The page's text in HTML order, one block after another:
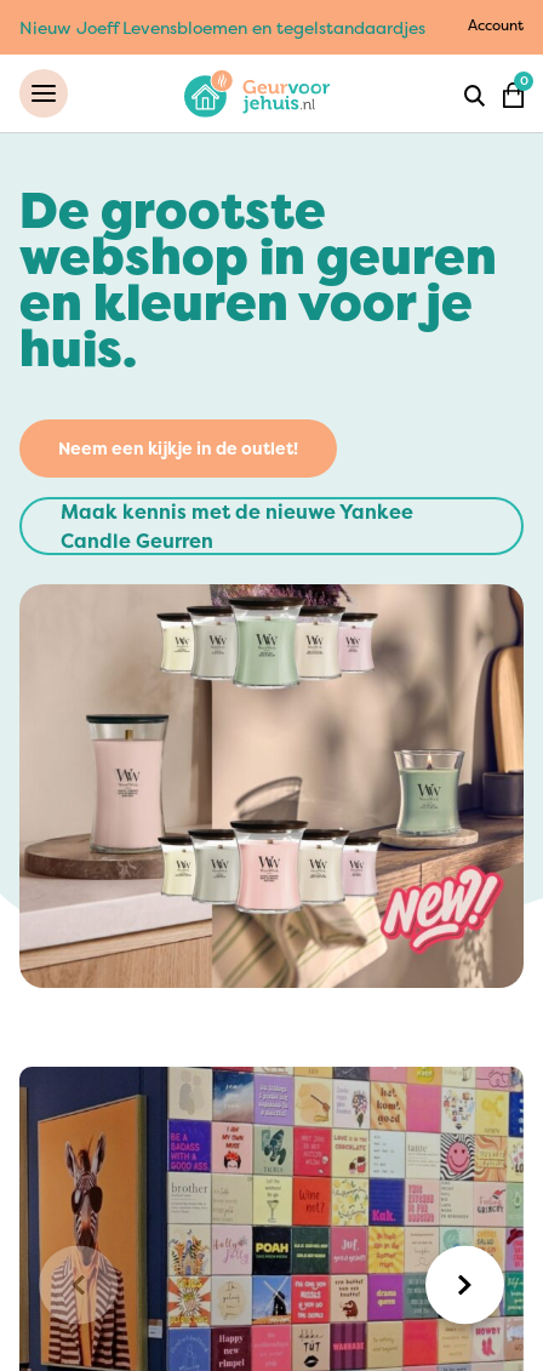
Nieuw Joeff Levensbloemen en tegelstandaardjes Account
0
De grootste
webshop in geuren
en kleuren voor je
huis.
Neem een kijkje in de outlet!
Maak kennis met de nieuwe Yankee
Candle Geurren